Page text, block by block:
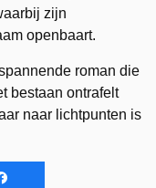
zijn
openbaart.
roman die
bestaan ontrafelt
naar lichtpunten is